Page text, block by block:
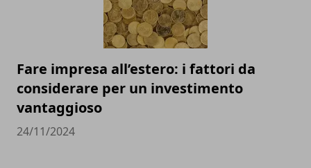
Fare impresa all’estero: i fattori da
considerare per un investimento
vantaggioso
24/11/2024